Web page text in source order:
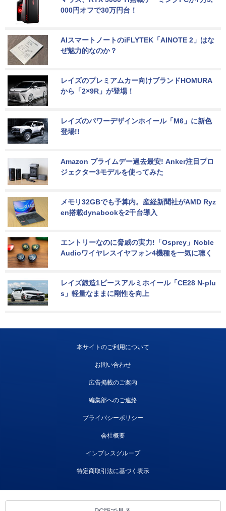
000円オフで30万円台！
AIスマートノートのiFLYTEK「AINOTE 2」はな
ぜ魅力的なのか？
レイズのプレミアムカー向けブランドHOMURA
から「2×9R」が登場！
レイズのパワーデザインホイール「M6」に新色
登場!!
Amazon プライムデー過去最安! Anker注目プロ
ジェクター3モデルを使ってみた
メモリ32GBでも予算内。産経新聞社がAMD Ryz
en搭載dynabookを2千台導入
エントリーなのに脅威の実力!「Osprey」Noble
Audioワイヤレスイヤフォン4機種を一気に聴く
レイズ鍛造1ピースアルミホイール「CE28 N-plu
s」軽量なままに剛性を向上
本サイトのご利用について
お問い合わせ
広告掲載のご案内
編集部へのご連絡
プライバシーポリシー
会社概要
インプレスグループ
特定商取引法に基づく表示